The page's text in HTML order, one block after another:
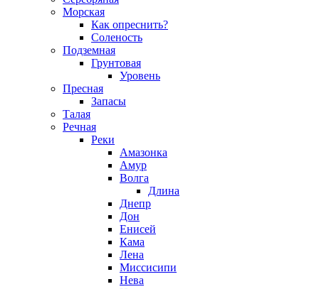
Морская
Как опреснить?
Соленость
Подземная
Грунтовая
Уровень
Пресная
Запасы
Талая
Речная
Реки
Амазонка
Амур
Волга
Длина
Днепр
Дон
Енисей
Кама
Лена
Миссисипи
Нева